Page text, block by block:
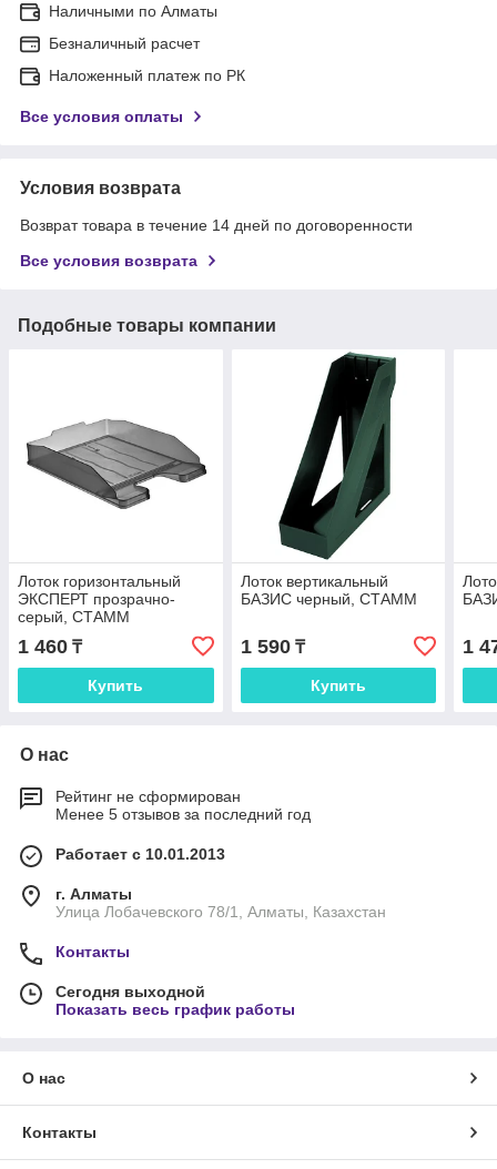
Наличными по Алматы
Безналичный расчет
Наложенный платеж по РК
Все условия оплаты
Условия возврата
Возврат товара в течение 14 дней по договоренности
Все условия возврата
Подобные товары компании
Лоток горизонтальный
ЭКСПЕРТ прозрачно-
серый, СТАММ
1 460 ₸
Купить
Лоток вертикальный
БАЗИС черный, СТАММ
1 590₸
Купить
1
О нас
Рейтинг не сформирован
Менее 5 отзывов за последний год
Работает с 10.01.2013
г. Алматы
Улица Лобачевского 78/1, Алматы, Казахстан
Контакты
Сегодня выходной
Показать весь график работы
О нас
Контакты